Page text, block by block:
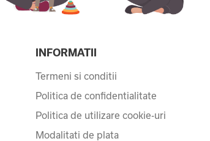
INFORMATII
Termeni si conditii
Politica de confidentialitate
Politica de utilizare cookie-uri
Modalitati de plata